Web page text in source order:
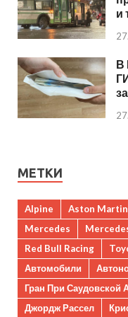
и
В
МЕТКИ
Alpine Aston Martin
Mercedes
Red Bull Racing
Автомобили
Гран При Саудовской
Джордж Рассел